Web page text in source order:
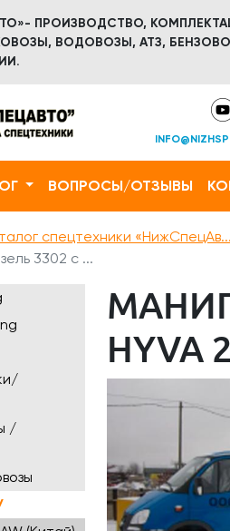
ПРОИЗВОДСТВО,
ВОДОВОЗЫ, АТЗ,
ВОПРОСЫ/ОТЗЫВЫ
спецтехники «НижСпецАв...
3302 с ...
/
HYVA